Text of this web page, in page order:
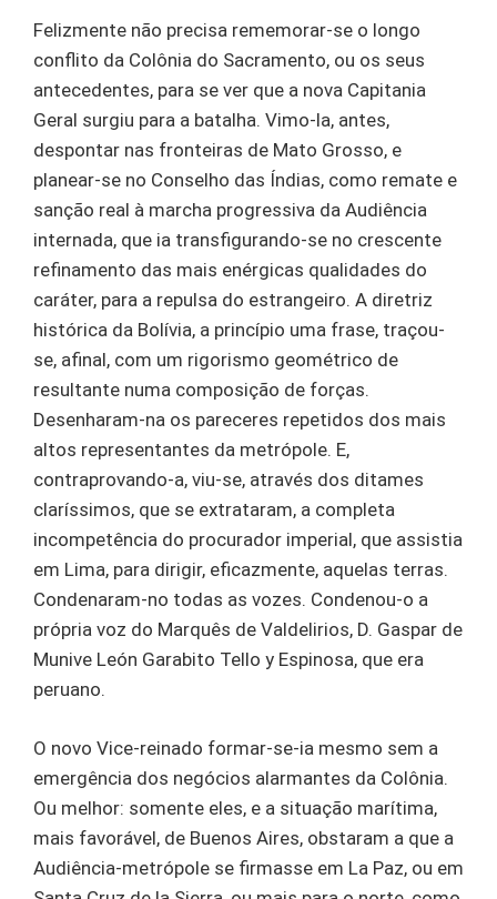
Felizmente não precisa rememorar-se o longo
conflito da Colônia do Sacramento, ou os seus
antecedentes, para se ver que a nova Capitania
Geral surgiu para a batalha. Vimo-la, antes,
despontar nas fronteiras de Mato Grosso, e
planear-se no Conselho das Índias, como remate e
sanção real à marcha progressiva da Audiência
internada, que ia transfigurando-se no crescente
refinamento das mais enérgicas qualidades do
caráter, para a repulsa do estrangeiro. A diretriz
histórica da Bolívia, a princípio uma frase, traçou-
se, afinal, com um rigorismo geométrico de
resultante numa composição de forças.
Desenharam-na os pareceres repetidos dos mais
altos representantes da metrópole. E,
contraprovando-a, viu-se, através dos ditames
claríssimos, que se extrataram, a completa
incompetência do procurador imperial, que assistia
em Lima, para dirigir, eficazmente, aquelas terras.
Condenaram-no todas as vozes. Condenou-o a
própria voz do Marquês de Valdelirios, D. Gaspar de
Munive León Garabito Tello y Espinosa, que era
peruano.
O novo Vice-reinado formar-se-ia mesmo sem a
emergência dos negócios alarmantes da Colônia.
Ou melhor: somente eles, e a situação marítima,
mais favorável, de Buenos Aires, obstaram a que a
Audiência-metrópole se firmasse em La Paz, ou em